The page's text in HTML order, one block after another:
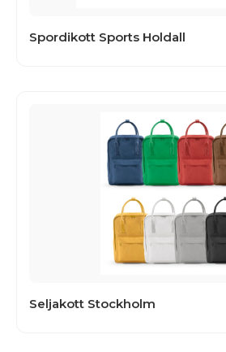
Spordikott Sports Holdall
Seljakott Stockholm